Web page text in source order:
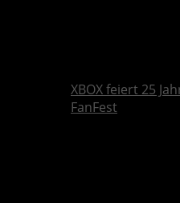
XBOX feiert 25
FanFest